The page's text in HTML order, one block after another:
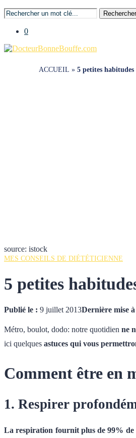
Rechercher
0
ACCUEIL » 5 petites
source: istock
MES CONSEILS DE DIÉTÉTICIENNE
5 petites
Publié le : 9 juillet 2013Dernière mise
Métro, boulot, dodo: notre quotidien ne
ici quelques astuces qui vous
Comment être en
1. Respirer
La respiration fournit plus de 99% de